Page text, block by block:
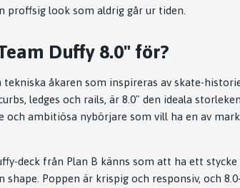
proffsig look som aldrig går ur tiden.
Duffy 8.0" för?
åkaren som inspireras av skate-
ledges och rails, är 8.0" den ideala
och ambitiösa nybörjare som vill ha en av
deck från Plan B känns som att ha ett
Poppen är krispig och responsiv, och